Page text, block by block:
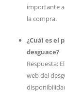
importante
la compra.
¿Cuál es el
desguace?
Respuesta:
web del